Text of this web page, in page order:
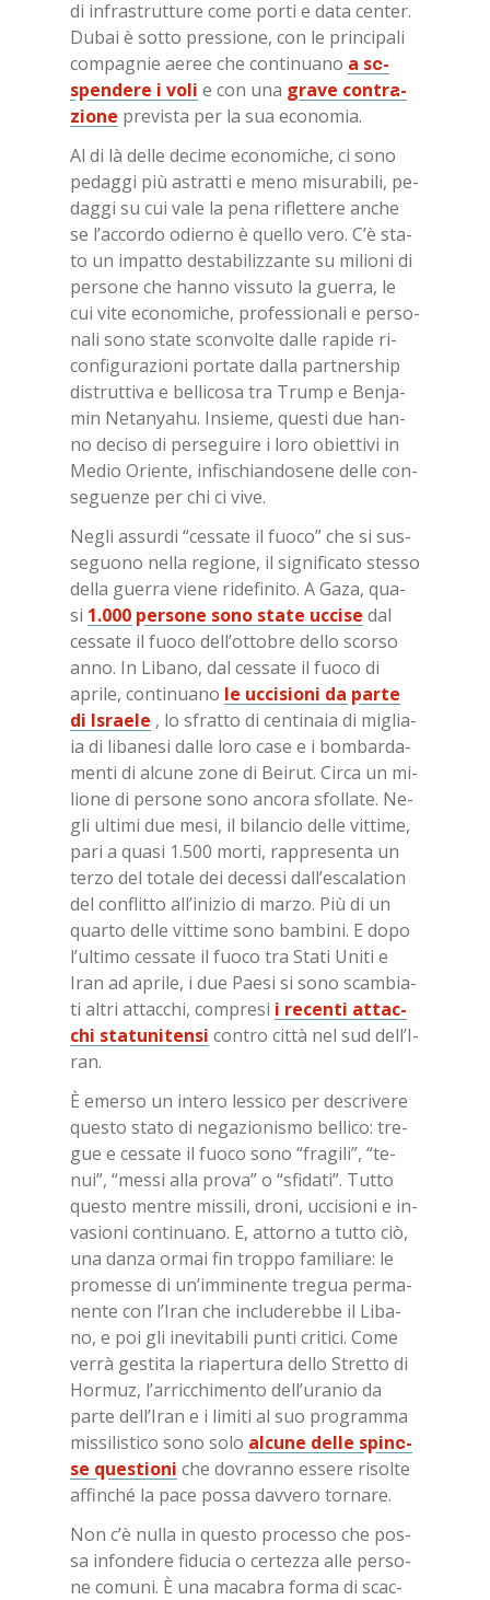
di in­fra­strut­tu­re come por­ti e data cen­ter.
Du­bai è sot­to pres­sio­ne, con le prin­ci­pa­li
com­pa­gnie ae­ree che con­ti­nua­no a so­
spen­de­re i voli e con una gra­ve con­tra­
zio­ne pre­vi­sta per la sua eco­no­mia.
Al di là del­le de­ci­me eco­no­mi­che, ci sono
pe­dag­gi più astrat­ti e meno mi­su­ra­bi­li, pe­
dag­gi su cui vale la pena ri­flet­te­re an­che
se l’ac­cor­do odier­no è quel­lo vero. C’è sta­
to un im­pat­to de­sta­bi­liz­zan­te su mi­lio­ni di
per­so­ne che han­no vis­su­to la guer­ra, le
cui vite eco­no­mi­che, pro­fes­sio­na­li e per­so­
na­li sono sta­te scon­vol­te dal­le ra­pi­de ri­
con­fi­gu­ra­zio­ni por­ta­te dal­la part­ner­ship
di­strut­ti­va e bel­li­co­sa tra Trump e Be­n­ja­
min Ne­ta­nya­hu. In­sie­me, que­sti due han­
no de­ci­so di per­se­gui­re i loro obiet­ti­vi in ​​
Me­dio Orien­te, in­fi­schian­do­se­ne del­le con­
se­guen­ze per chi ci vive.
Ne­gli as­sur­di “ces­sa­te il fuo­co” che si sus­
se­guo­no nel­la re­gio­ne, il si­gni­fi­ca­to stes­so
del­la guer­ra vie­ne ri­de­fi­ni­to. A Gaza, qua­
si 1.000 per­so­ne sono sta­te uc­ci­se dal
ces­sa­te il fuo­co del­l’ot­to­bre del­lo scor­so
anno. In Li­ba­no, dal ces­sa­te il fuo­co di
apri­le, con­ti­nua­no le uc­ci­sio­ni da par­te
di Israe­le , lo sfrat­to di cen­ti­na­ia di mi­glia­
ia di li­ba­ne­si dal­le loro case e i bom­bar­da­
men­ti di al­cu­ne zone di Bei­rut. Cir­ca un mi­
lio­ne di per­so­ne sono an­co­ra sfol­la­te. Ne­
gli ul­ti­mi due mesi, il bi­lan­cio del­le vit­ti­me,
pari a qua­si 1.500 mor­ti, rap­pre­sen­ta un
ter­zo del to­ta­le dei de­ces­si dal­l’e­sca­la­tion
del con­flit­to al­l’i­ni­zio di mar­zo. Più di un
quar­to del­le vit­ti­me sono bam­bi­ni. E dopo
l’ul­ti­mo ces­sa­te il fuo­co tra Sta­ti Uni­ti e
Iran ad apri­le, i due Pae­si si sono scam­bia­
ti al­tri at­tac­chi, com­pre­si i re­cen­ti at­tac­
chi sta­tu­ni­ten­si con­tro cit­tà nel sud del­l’I­
ran.
È emer­so un in­te­ro les­si­co per de­scri­ve­re
que­sto sta­to di ne­ga­zio­ni­smo bel­li­co: tre­
gue e ces­sa­te il fuo­co sono “fra­gi­li”, “te­
nui”, “mes­si alla pro­va” o “sfi­da­ti”. Tut­to
que­sto men­tre mis­si­li, dro­ni, uc­ci­sio­ni e in­
va­sio­ni con­ti­nua­no. E, at­tor­no a tut­to ciò,
una dan­za or­mai fin trop­po fa­mi­lia­re: le
pro­mes­se di un’im­mi­nen­te tre­gua per­ma­
nen­te con l’I­ran che in­clu­de­reb­be il Li­ba­
no, e poi gli ine­vi­ta­bi­li pun­ti cri­ti­ci. Come
ver­rà ge­sti­ta la ria­per­tu­ra del­lo Stret­to di
Hor­muz, l’ar­ric­chi­men­to del­l’u­ra­nio da
par­te del­l’I­ran e i li­mi­ti al suo pro­gram­ma
mis­si­li­sti­co sono solo al­cu­ne del­le spi­no­
se que­stio­ni che do­vran­no es­se­re ri­sol­te
af­fin­ché la pace pos­sa dav­ve­ro tor­na­re.
Non c’è nul­la in que­sto pro­ces­so che pos­
sa in­fon­de­re fi­du­cia o cer­tez­za alle per­so­
ne co­mu­ni. È una ma­ca­bra for­ma di scac­